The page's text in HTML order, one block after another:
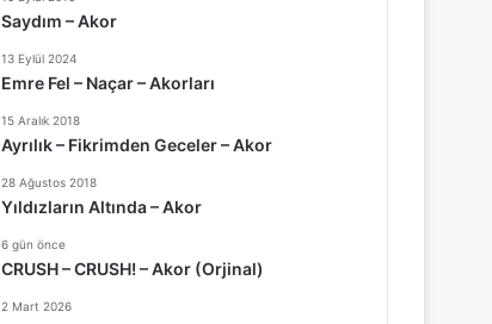
Saydım – Akor
13 Eylül 2024
Emre Fel – Naçar – Akorları
15 Aralık 2018
Ayrılık – Fikrimden Geceler – Akor
28 Ağustos 2018
Yıldızların Altında – Akor
6 gün önce
CRUSH – CRUSH! – Akor (Orjinal)
2 Mart 2026